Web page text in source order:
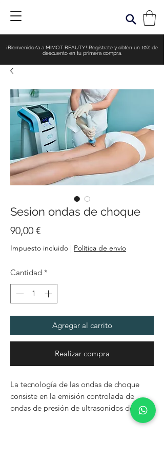
¡Bienvenido/a a MIMOT BEAUTY! Regístrate y obtén un 10% de
descuento en tu primera compra.
Sesion ondas de choque
90,00 €Precio
Impuesto incluido | Política de envío
Cantidad *
Agregar al carrito
Realizar compra
La tecnología de las ondas de choque
consiste en la emisión controlada de
ondas de presión de ultrasonidos de alta
potencia producidos por una máquina